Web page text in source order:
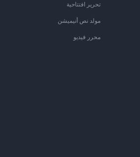
تحرير افتتاحية
مولد نص أنيميشن
محرر فيديو